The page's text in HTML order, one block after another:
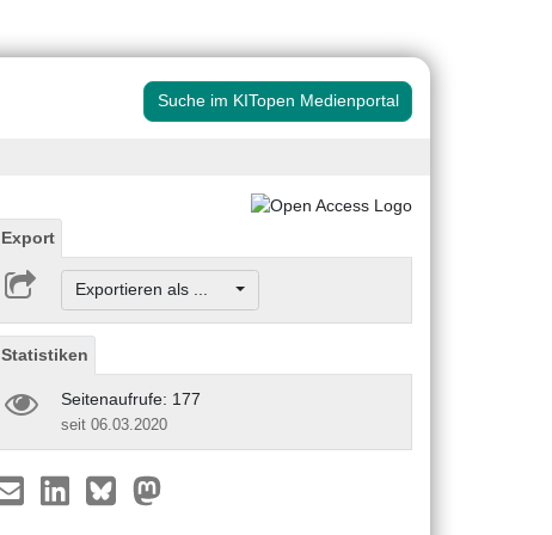
Suche im KITopen Medienportal
Export
Exportieren als ...
Statistiken
Seitenaufrufe: 177
seit 06.03.2020